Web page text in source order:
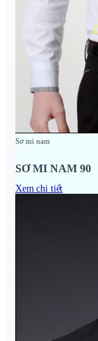
Sơ mi nam
SƠ MI NAM 90
Xem chi tiết